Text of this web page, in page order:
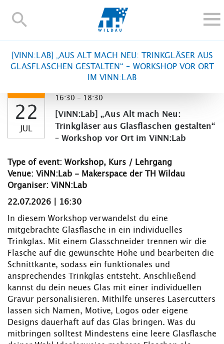
RESEARCH AND TRANSFER
UNIVERSITY
INTERNATIONAL
Contact and directions Webmail Moodle
[VINN:LAB] „AUS ALT MACH NEU: TRINKGLÄSER AUS
GLASFLASCHEN GESTALTEN“ – WORKSHOP VOR ORT
IM VINN:LAB
22
JUL
16:30 - 18:30
[ViNN:Lab] „Aus Alt mach Neu:
Trinkgläser aus Glasflaschen gestalten“
– Workshop vor Ort im ViNN:Lab
Type of event: Workshop, Kurs / Lehrgang
Venue: ViNN:Lab - Makerspace der TH Wildau
Organiser: ViNN:Lab
22.07.2026 | 16:30
In diesem Workshop verwandelst du eine
mitgebrachte Glasflasche in ein individuelles
Trinkglas. Mit einem Glasschneider trennen wir die
Flasche auf die gewünschte Höhe und bearbeiten die
Schnittkante, sodass ein funktionales und
ansprechendes Trinkglas entsteht. Anschließend
kannst du dein neues Glas mit einer individuellen
Gravur personalisieren. Mithilfe unseres Lasercutters
lassen sich Namen, Motive, Logos oder eigene
Designs dauerhaft auf das Glas bringen. Was du
mitbringen solltest Mindestens eine leere Glasflasche